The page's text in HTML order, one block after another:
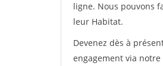
ligne. Nous pouvons
leur Habitat.
Devenez dès à
engagement via